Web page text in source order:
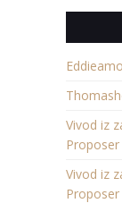
Vivod iz
Vivod iz